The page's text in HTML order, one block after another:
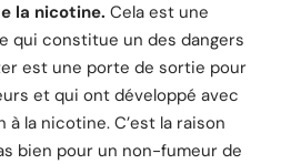
la nicotine. Cela est une
qui constitue un des dangers
est une porte de sortie pour
et qui ont développé avec
la nicotine. C’est la raison
bien pour un non-fumeur de